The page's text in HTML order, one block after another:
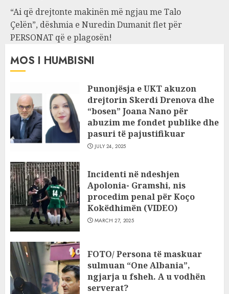
“Ai që drejtonte makinën më ngjau me Talo
Çelën”, dëshmia e Nuredin Dumanit flet për
PERSONAT që e plagosën!
MOS I HUMBISNI
Punonjësja e UKT akuzon
drejtorin Skerdi Drenova dhe
“bosen” Joana Nano për
abuzim me fondet publike dhe
pasuri të pajustifikuar
JULY 24, 2025
Incidenti në ndeshjen
Apolonia- Gramshi, nis
procedim penal për Koço
Kokëdhimën (VIDEO)
MARCH 27, 2025
FOTO/ Persona të maskuar
sulmuan “One Albania”,
ngjarja u fsheh. A u vodhën
serverat?